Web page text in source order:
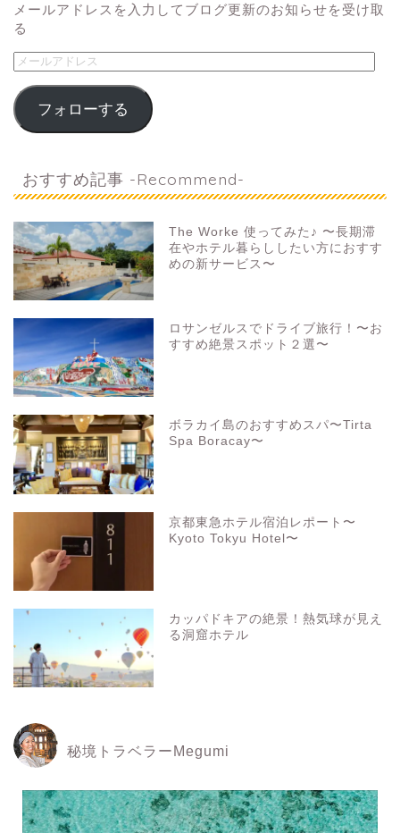
メールアドレスを入力してブログ更新のお知らせを受け取
る
フォローする
おすすめ記事 -Recommend-
The Worke 使ってみた♪ 〜長期滞
在やホテル暮らししたい方におすす
めの新サービス〜
ロサンゼルスでドライブ旅行！〜お
すすめ絶景スポット２選〜
ボラカイ島のおすすめスパ〜Tirta
Spa Boracay〜
京都東急ホテル宿泊レポート〜
Kyoto Tokyu Hotel〜
カッパドキアの絶景！熱気球が見え
る洞窟ホテル
秘境トラベラーMegumi